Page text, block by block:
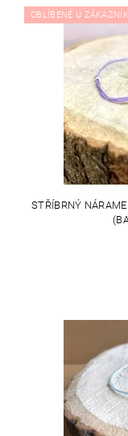
OBLÍBENÉ U
STŘÍBRNÝ